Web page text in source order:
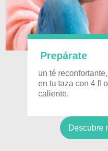
Prepárate
un té
en tu taza con 4 fl
caliente.
Descubre